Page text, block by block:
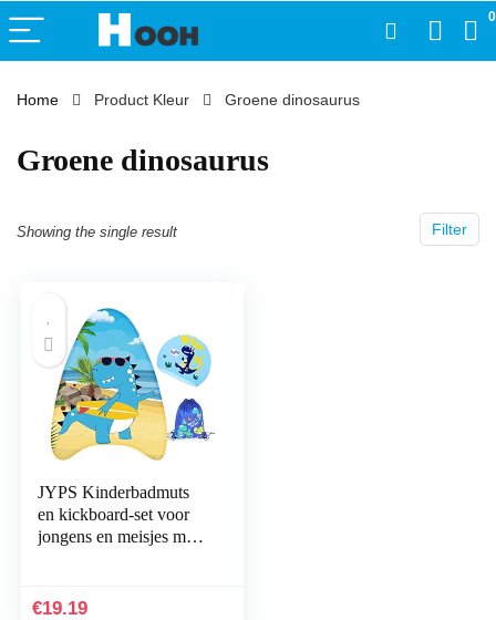
0
Home Product Kleur ‎Groene dinosaurus
‎Groene dinosaurus
Filter
Showing the single result
JYPS Kinderbadmuts
en kickboard-set voor
jongens en meisjes met
voor…
€19.19